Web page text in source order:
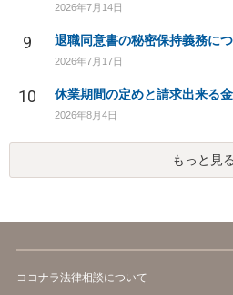
2026年7月14日
9 退職同意書の秘密保持義務に
2026年7月17日
10 休業期間の定めと請求出来る
2026年8月4日
もっと見る
ココナラ法律相談について